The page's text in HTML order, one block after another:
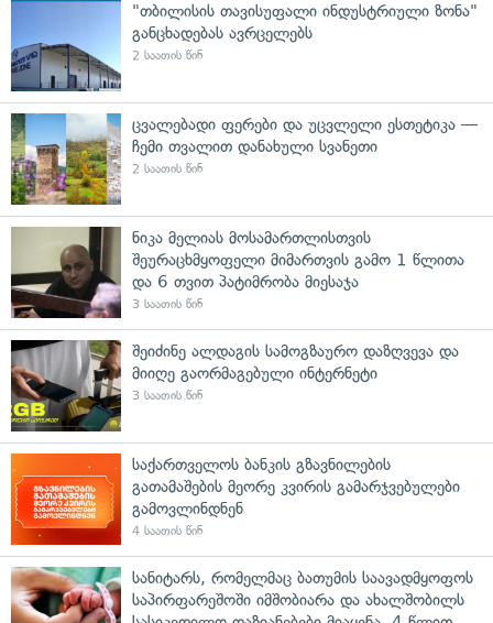
"თბილისის თავისუფალი ინდუსტრიული ზონა"
განცხადებას ავრცელებს
2 საათის წინ
ცვალებადი ფერები და უცვლელი ესთეტიკა —
ჩემი თვალით დანახული სვანეთი
2 საათის წინ
ნიკა მელიას მოსამართლისთვის
შეურაცხმყოფელი მიმართვის გამო 1 წლითა
და 6 თვით პატიმრობა მიესაჯა
3 საათის წინ
შეიძინე ალდაგის სამოგზაურო დაზღვევა და
მიიღე გაორმაგებული ინტერნეტი
3 საათის წინ
საქართველოს ბანკის გზავნილების
გათამაშების მეორე კვირის გამარჯვებულები
გამოვლინდნენ
4 საათის წინ
სანიტარს, რომელმაც ბათუმის საავადმყოფოს
საპირფარეშოში იმშობიარა და ახალშობილს